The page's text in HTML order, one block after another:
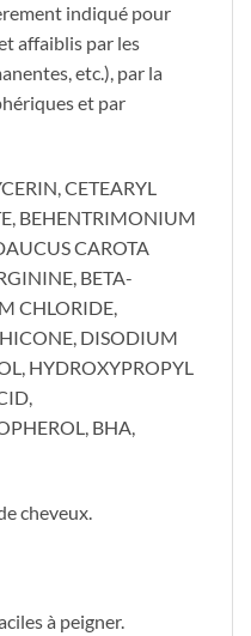
indiqué pour
affaiblis par les
etc.), par la
et par
CETEARYL
BEHENTRIMONIUM
CAROTA
BETA-
CHLORIDE,
DISODIUM
HYDROXYPROPYL
BHA,
cheveux.
à peigner.